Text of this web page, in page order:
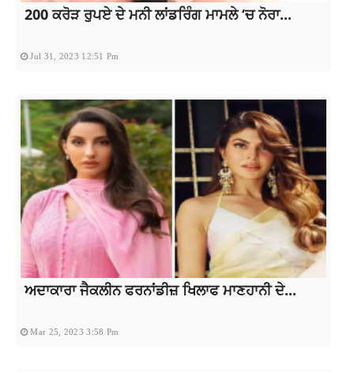
200 ਕਰੋੜ ਰੁਪਏ ਦੇ ਮਨੀ ਲਾਂਡਰਿੰਗ ਮਾਮਲੇ ‘ਚ ਨੋਰਾ...
Jul 31, 2023 12:51 Pm
ਅਦਾਕਾਰਾ ਜੈਕਲੀਨ ਫਰਨਾਂਡੀਜ਼ ਖਿਲਾਫ ਮਾਣਹਾਨੀ ਦੇ...
Mar 25, 2023 3:58 Pm